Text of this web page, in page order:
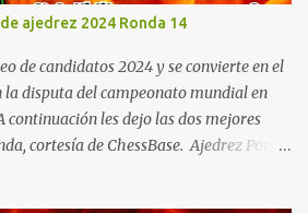
su título mundial se transformó en
por recuperar su corona. Como todos
le dio la revancha, por lo que su
ajedrez 2024 Ronda 14
de candidatos 2024 y se convierte en el
disputa del campeonato mundial en
continuación les dejo las dos mejores
cortesía de ChessBase. Ajedrez Por